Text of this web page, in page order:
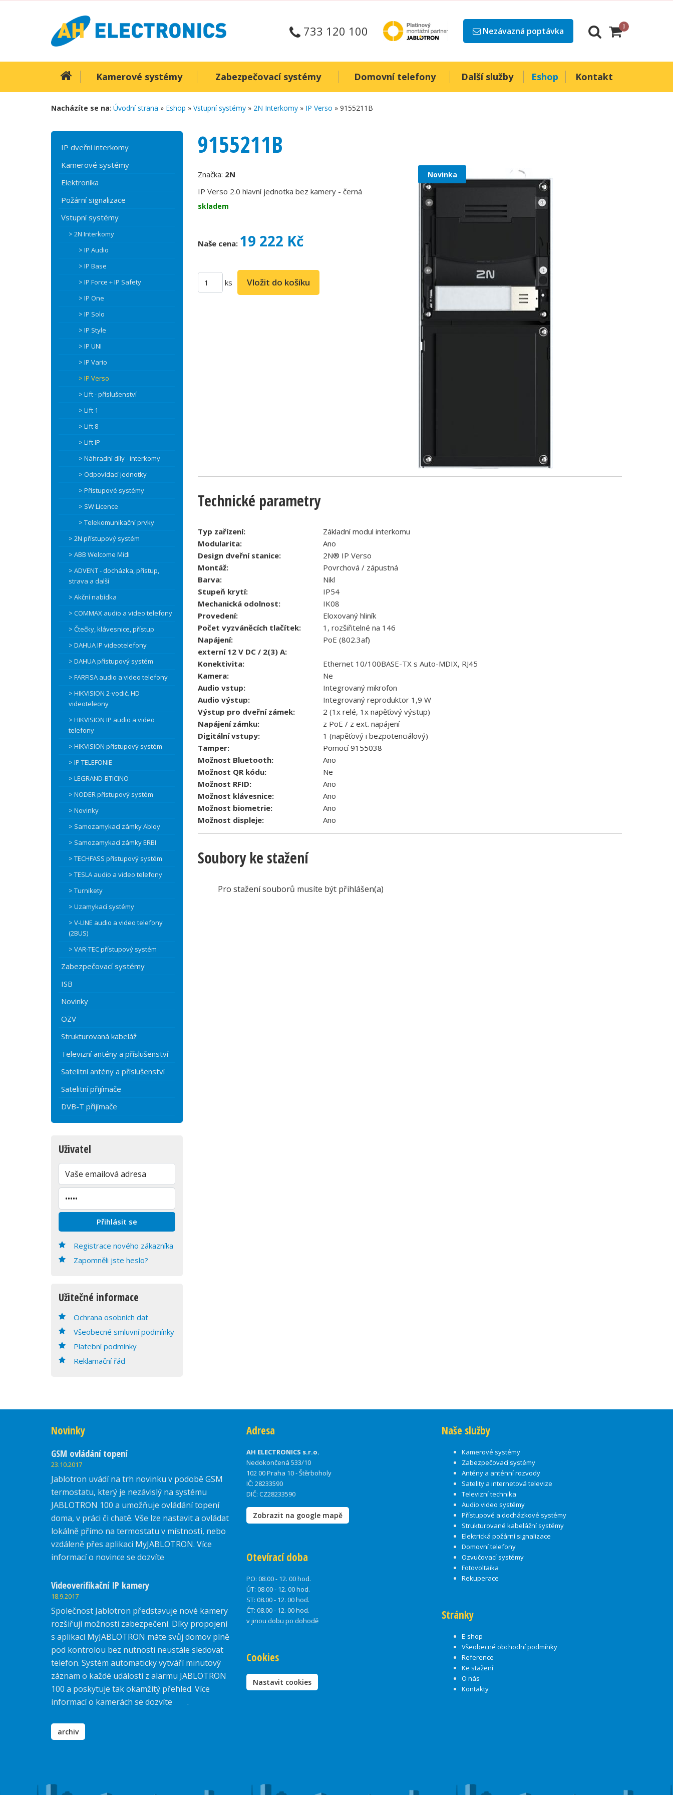
733 120 100 Nezávazná poptávka 0
Kamerové systémy Zabezpečovací systémy Domovní telefony Další služby Eshop Kontakt
Nacházíte se na: Úvodní strana » Eshop » Vstupní systémy » 2N Interkomy » IP Verso » 9155211B
IP dveřní interkomy
Kamerové systémy
Elektronika
Požární signalizace
Vstupní systémy
> 2N Interkomy
> IP Audio
> IP Base
> IP Force + IP Safety
> IP One
> IP Solo
> IP Style
> IP UNI
> IP Vario
> IP Verso
> Lift - příslušenství
> Lift 1
> Lift 8
> Lift IP
> Náhradní díly - interkomy
> Odpovídací jednotky
> Přístupové systémy
> SW Licence
> Telekomunikační prvky
> 2N přístupový systém
> ABB Welcome Midi
> ADVENT - docházka, přístup,
strava a další
> Akční nabídka
> COMMAX audio a video telefony
> Čtečky, klávesnice, přístup
> DAHUA IP videotelefony
> DAHUA přístupový systém
> FARFISA audio a video telefony
> HIKVISION 2-vodič. HD
videoteleony
> HIKVISION IP audio a video
telefony
> HIKVISION přístupový systém
> IP TELEFONIE
> LEGRAND-BTICINO
> NODER přístupový systém
> Novinky
> Samozamykací zámky Abloy
> Samozamykací zámky ERBI
> TECHFASS přístupový systém
> TESLA audio a video telefony
> Turnikety
> Uzamykací systémy
> V-LINE audio a video telefony
(2BUS)
> VAR-TEC přístupový systém
Zabezpečovací systémy
ISB
Novinky
OZV
Strukturovaná kabeláž
Televizní antény a příslušenství
Satelitní antény a příslušenství
Satelitní přijímače
DVB-T přijímače
Uživatel
Registrace nového zákazníka
Zapomněli jste heslo?
Užitečné informace
Ochrana osobních dat
Všeobecné smluvní podmínky
Platební podmínky
Reklamační řád
9155211B
Značka: 2N
IP Verso 2.0 hlavní jednotka bez kamery - černá
skladem
Naše cena: 19 222 Kč
ks
Novinka
Technické parametry
Typ zařízení:
Základní modul interkomu
Modularita:
Ano
Design dveřní stanice:
2N® IP Verso
Montáž:
Povrchová / zápustná
Barva:
Nikl
Stupeň krytí:
IP54
Mechanická odolnost:
IK08
Provedení:
Eloxovaný hliník
Počet vyzváněcích tlačítek:
1, rozšiřitelné na 146
Napájení:
PoE (802.3af)
externí 12 V DC / 2(3) A:
Konektivita:
Ethernet 10/100BASE-TX s Auto-MDIX, RJ45
Kamera:
Ne
Audio vstup:
Integrovaný mikrofon
Audio výstup:
Integrovaný reproduktor 1,9 W
Výstup pro dveřní zámek:
2 (1x relé, 1x napěťový výstup)
Napájení zámku:
z PoE / z ext. napájení
Digitální vstupy:
1 (napěťový i bezpotenciálový)
Tamper:
Pomocí 9155038
Možnost Bluetooth:
Ano
Možnost QR kódu:
Ne
Možnost RFID:
Ano
Možnost klávesnice:
Ano
Možnost biometrie:
Ano
Možnost displeje:
Ano
Soubory ke stažení
Pro stažení souborů musíte být přihlášen(a)
Novinky
GSM ovládání topení
23.10.2017
Jablotron uvádí na trh novinku v podobě GSM
termostatu, který je nezávislý na systému
JABLOTRON 100 a umožňuje ovládání topení
doma, v práci či chatě. Vše lze nastavit a ovládat
lokálně přímo na termostatu v místnosti, nebo
vzdáleně přes aplikaci MyJABLOTRON. Více
informací o novince se dozvíte
Videoverifikační IP kamery
18.9.2017
Společnost Jablotron představuje nové kamery
rozšiřují možnosti zabezpečení. Díky propojení
s aplikací MyJABLOTRON máte svůj domov plně
pod kontrolou bez nutnosti neustále sledovat
telefon. Systém automaticky vytváří minutový
záznam o každé události z alarmu JABLOTRON
100 a poskytuje tak okamžitý přehled. Více
informací o kamerách se dozvíte
.
archiv
Adresa
AH ELECTRONICS s.r.o.
Nedokončená 533/10
102 00 Praha 10 - Štěrboholy
IČ: 28233590
DIČ: CZ28233590
Zobrazit na google mapě
Otevírací doba
PO: 08.00 - 12. 00 hod.
ÚT: 08.00 - 12. 00 hod.
ST: 08.00 - 12. 00 hod.
ČT: 08.00 - 12. 00 hod.
v jinou dobu po dohodě
Cookies
Nastavit cookies
Naše služby
Kamerové systémy
Zabezpečovací systémy
Antény a anténní rozvody
Satelity a internetová televize
Televizní technika
Audio video systémy
Přístupové a docházkové systémy
Strukturované kabelážní systémy
Elektrická požární signalizace
Domovní telefony
Ozvučovací systémy
Fotovoltaika
Rekuperace
Stránky
E-shop
Všeobecné obchodní podmínky
Reference
Ke stažení
O nás
Kontakty